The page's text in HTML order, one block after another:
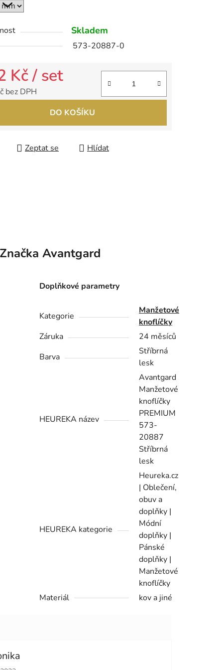
Skladem
573-20887-0
Kč/ set
bez DPH
DO KOŠÍKU
Zeptat se Hlídat
Značka Avantgard
Doplňkové parametry
Kategorie
Manžetové
knoflíčky
Záruka
24 měsíců
Barva
Stříbrná
lesk
HEUREKA název
Avantgard
Manžetové
knoflíčky
PREMIUM
573-
20887
Stříbrná
lesk
HEUREKA kategorie
Heureka.cz
| Oblečení,
obuv a
doplňky |
Módní
doplňky |
Pánské
doplňky |
Manžetové
knoflíčky
Materiál
kov a jiné